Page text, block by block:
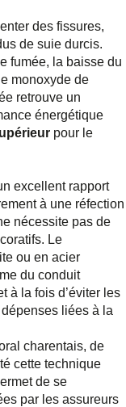
des fissures,
de suie durcis.
fumée, la baisse du
monoxyde de
retrouve un
énergétique
pour le
excellent rapport
à une réfection
nécessite pas de
Le
ou en acier
du conduit
à la fois d’éviter les
liées à la
charentais, de
cette technique
de se
par les assureurs